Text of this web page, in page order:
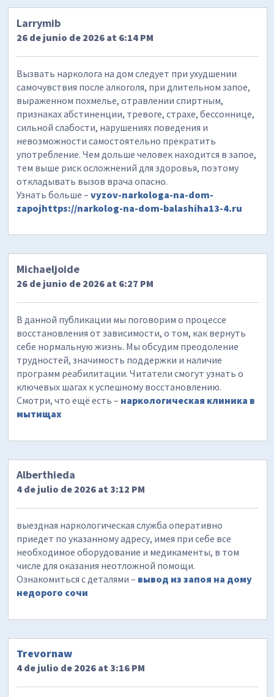
Larrymib
26 de junio de 2026 at 6:14 PM
Вызвать нарколога на дом следует при ухудшении
самочувствия после алкоголя, при длительном запое,
выраженном похмелье, отравлении спиртным,
признаках абстиненции, тревоге, страхе, бессоннице,
сильной слабости, нарушениях поведения и
невозможности самостоятельно прекратить
употребление. Чем дольше человек находится в запое,
тем выше риск осложнений для здоровья, поэтому
откладывать вызов врача опасно.
Узнать больше –vyzov-narkologa-na-dom-
zapojhttps://narkolog-na-dom-balashiha13-4.ru
Michaeljoide
26 de junio de 2026 at 6:27 PM
В данной публикации мы поговорим о процессе
восстановления от зависимости, о том, как вернуть
себе нормальную жизнь. Мы обсудим преодоление
трудностей, значимость поддержки и наличие
программ реабилитации. Читатели смогут узнать о
ключевых шагах к успешному восстановлению.
Смотри, что ещё есть – наркологическая клиника в
мытищах
Alberthieda
4 de julio de 2026 at 3:12 PM
выездная наркологическая служба оперативно
приедет по указанному адресу, имея при себе все
необходимое оборудование и медикаменты, в том
числе для оказания неотложной помощи.
Ознакомиться с деталями – вывод из запоя на дому
недорого сочи
Trevornaw
4 de julio de 2026 at 3:16 PM